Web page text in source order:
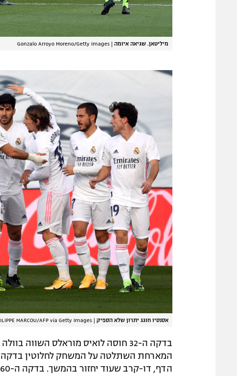
מיליטאן. שגיאה איומה Gonzalo Arroyo Moreno/Getty Images
אסנסיו חוגג יתרון שלא הספיק |
MARCOU/AFP via Getty Images
בדקה ה-32 חוסה לואיס מוראלס השווה